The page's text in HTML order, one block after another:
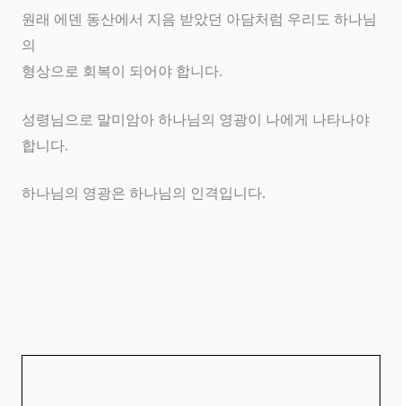
원래 에덴 동산에서 지음 받았던 아담처럼 우리도 하나님
의
형상으로 회복이 되어야 합니다.
성령님으로 말미암아 하나님의 영광이 나에게 나타나야
합니다.
하나님의 영광은 하나님의 인격입니다.